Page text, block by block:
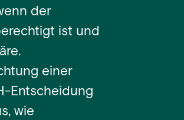
der
ist und
einer
Entscheidung
wie